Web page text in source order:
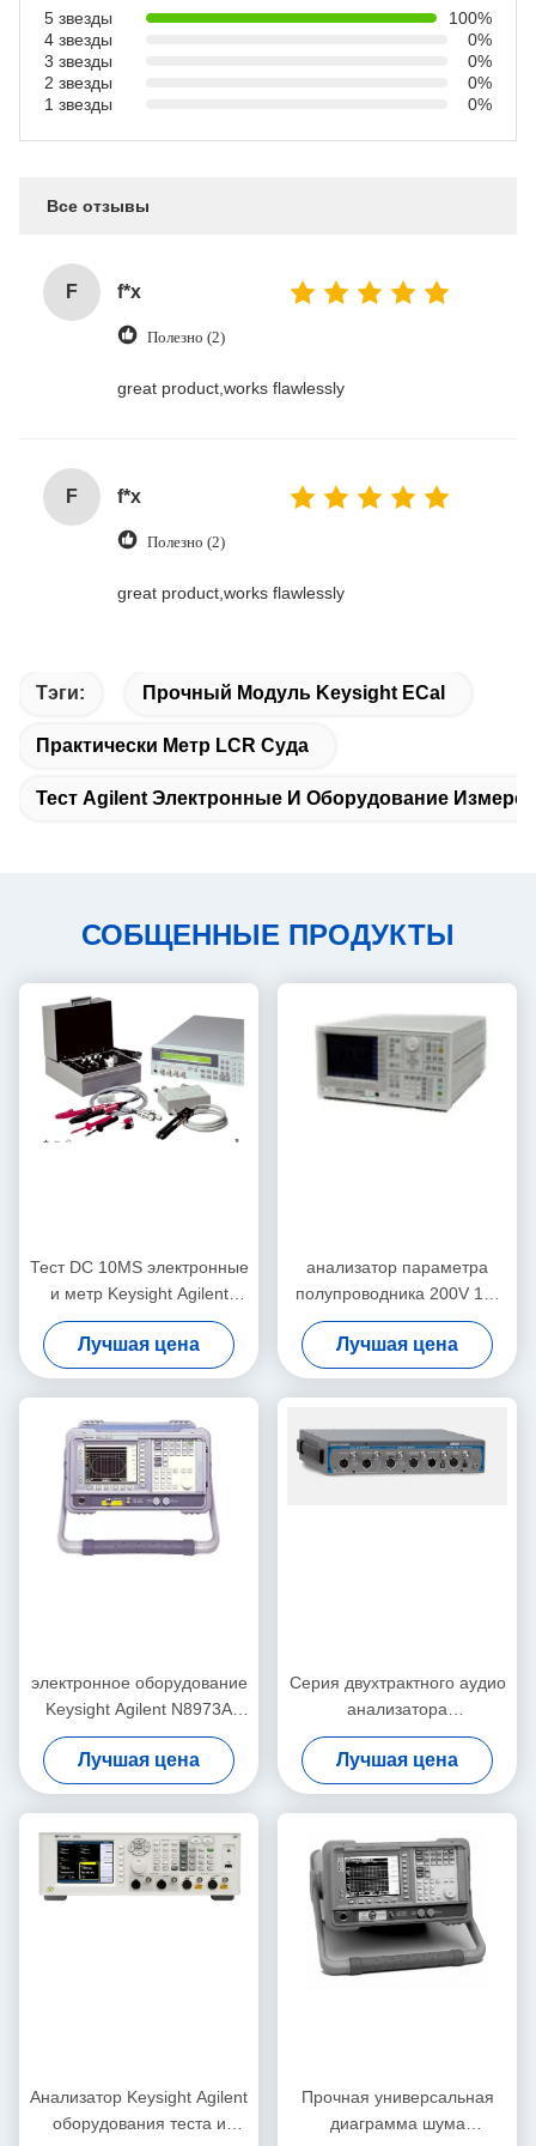
5 звезды
100%
4 звезды
0%
3 звезды
0%
2 звезды
0%
1 звезды
0%
Все отзывы
F f*x
Полезно (2)
great product,works flawlessly
F f*x
Полезно (2)
great product,works flawlessly
Тэги: Прочный Модуль Keysight ECal
Практически Метр LCR Суда
Тест Agilent Электронные И Оборудование
СОБЩЕННЫЕ ПРОДУКТЫ
Тест DC 10MS электронные
и метр Keysight Agilent
4339B оборудования
измерения
Лучшая цена
анализатор параметра
полупроводника 200V 1A,
практически Keysight
Agilent 4155C
Лучшая цена
электронное оборудование
Keysight Agilent N8973A
теста 10MHz-3GHz и
измерения
Лучшая цена
Серия двухтрактного аудио
анализатора
многофункциональная
APx515B точности
Лучшая цена
Анализатор Keysight Agilent
оборудования теста и
Прочная универсальная
диаграмма шума